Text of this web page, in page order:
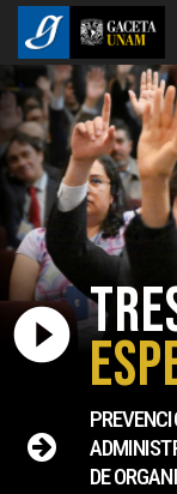
play_circle_filled
DE